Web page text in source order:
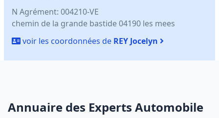
N Agrément: 004210-VE
chemin de la grande bastide 04190 les mees
voir les coordonnées de REY Jocelyn
Annuaire des Experts Automobile